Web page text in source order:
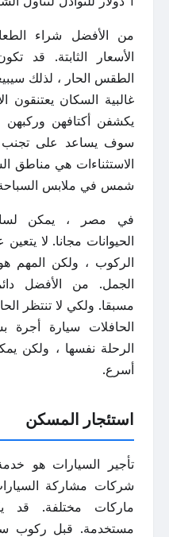
من الأفضل شراء
الأسعار الثابتة. قد
الطقس الحار ، لذلك
غالبية السكان يعتنقون
يكشفن أكتافهن وركبهن
سوف يساعد على تجنب
الاستثناءات هي مناطق
شمس في ملابس السباحة
في مصر ، يمكن
الحيوانات مجانا. لا
الركوب ، ولكن المهم
الجمل. من الأفضل
مسبقا. ولكي لا تنتظر
الحافلات سيارة
الرحلة نفسها ، ولكن
أسرع.
استئجار المسكن
تأجير السيارات هو
شركات مشاركة
ماركات مختلفة. قد
مستخدمة. قبل ركوب